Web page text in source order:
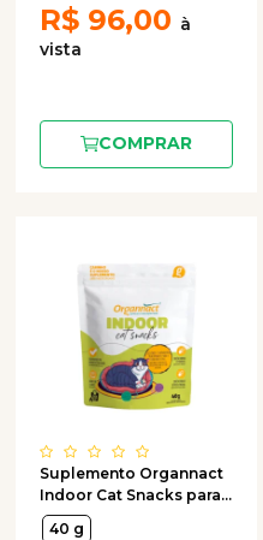
R$ 96,00
COMPRAR
Suplemento Organnact
Indoor Cat Snacks para
Gatos 40g
40 g